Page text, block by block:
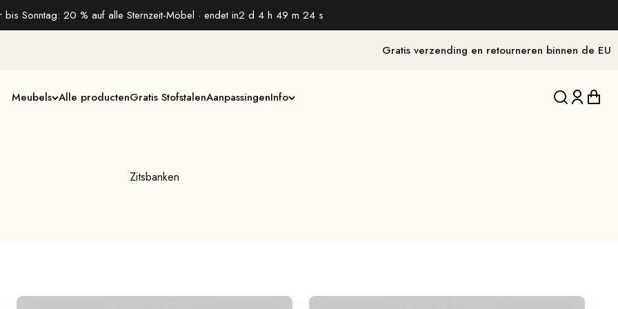
bis Sonntag: 20 % auf alle Sternzeit-Möbel · endet in2 d 4 h 49 m 24 s
Gratis verzending en retourneren binnen de EU
Meubels Alle productenGratis StofstalenAanpassingenInfo Vertaling
Zitsbanken